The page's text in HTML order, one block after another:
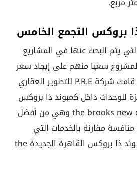
بروكس التجمع الخامس
يتم البحث عنها في المشاريع
سعيا منهم على إيجاد سعر
يتناسب مع ميزانيتهم، قامت شركة P.R.E للتطوير العقاري
للوحدات داخل كمبوندذا بروكس
وهي من أفضل
مقارنة بالخدمات التي
ذا بروكس القاهرة الجديدةthe